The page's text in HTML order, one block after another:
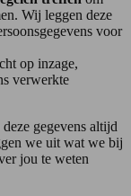
Wij leggen deze
voor
op inzage,
verwerkte
gegevens altijd
we uit wat we bij
jou te weten